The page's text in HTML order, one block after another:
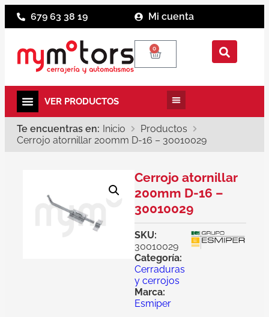
679 63 38 19 Mi cuenta
0
Te encuentras en: Inicio
Productos
Cerrojo atornillar 200mm D-16 – 30010029
Cerrojo atornillar
200mm D-16 –
30010029
SKU:
30010029
Categoría:
Cerraduras
y cerrojos
Marca:
Esmiper